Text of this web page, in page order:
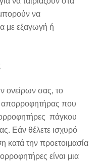
να
με εξαγωγή ή
ονείρων σας, το
απορροφητήρας που
πάγκου
Εάν θέλετε ισχυρό
κατά την προετοιμασία
είναι μια